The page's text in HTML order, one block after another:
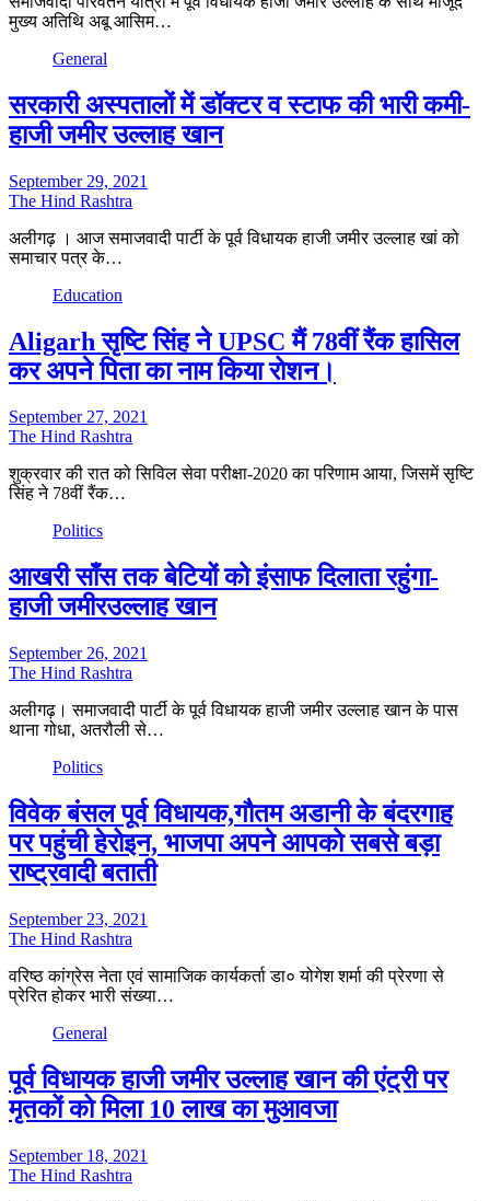
मुख्य अतिथि अबू आसिम…
General
सरकारी अस्पतालों में डॉक्टर व स्टाफ की भारी कमी-
हाजी जमीर उल्लाह खान
September 29, 2021
The Hind Rashtra
अलीगढ़ । आज समाजवादी पार्टी के पूर्व विधायक हाजी जमीर उल्लाह खां को
समाचार पत्र के…
Education
Aligarh सृष्टि सिंह ने UPSC मैं 78वीं रैंक हासिल
कर अपने पिता का नाम किया रोशन।
September 27, 2021
The Hind Rashtra
शुक्रवार की रात को सिविल सेवा परीक्षा-2020 का परिणाम आया, जिसमें सृष्टि
सिंह ने 78वीं रैंक…
Politics
आखरी साँस तक बेटियों को इंसाफ दिलाता रहुंगा-
हाजी जमीरउल्लाह खान
September 26, 2021
The Hind Rashtra
अलीगढ़। समाजवादी पार्टी के पूर्व विधायक हाजी जमीर उल्लाह खान के पास
थाना गोधा, अतरौली से…
Politics
विवेक बंसल पूर्व विधायक,गौतम अडानी के बंदरगाह
पर पहुंची हेरोइन, भाजपा अपने आपको सबसे बड़ा
राष्ट्रवादी बताती
September 23, 2021
The Hind Rashtra
वरिष्ठ कांग्रेस नेता एवं सामाजिक कार्यकर्ता डा० योगेश शर्मा की प्रेरणा से
प्रेरित होकर भारी संख्या…
General
पूर्व विधायक हाजी जमीर उल्लाह खान की एंट्री पर
मृतकों को मिला 10 लाख का मुआवजा
September 18, 2021
The Hind Rashtra